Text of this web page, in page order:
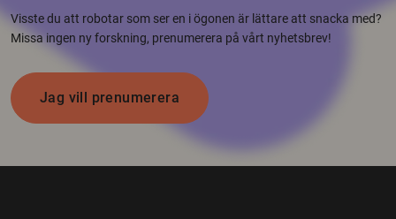
Visste du att robotar som ser en i ögonen är lättare att snacka med?
Missa ingen ny forskning, prenumerera på vårt nyhetsbrev!
Jag vill prenumerera